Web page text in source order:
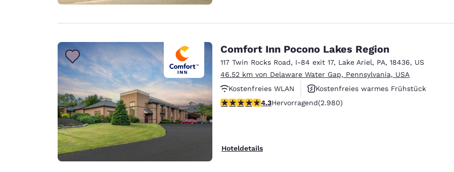
Comfort Inn Pocono Lakes Region
117 Twin Rocks Road, I-84 exit 17, Lake Ariel, PA, 18436, US
46.52 km von Delaware Water Gap, Pennsylvania, USA
Kostenfreies WLAN
Kostenfreies warmes Frühstück
Haustierfreundlich
4.35-Sterne-Bewertung. Hervorragend. 2980 Bewertungen
4.3Hervorragend(2.980)
Hoteldetails